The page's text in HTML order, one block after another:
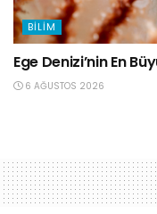
BILIM
Ege Denizi’nin En
6 AĞUSTOS 2026